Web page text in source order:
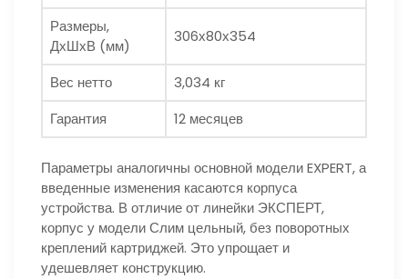
Размеры,
ДхШхВ (мм)
306х80х354
Вес нетто
3,034 кг
Гарантия
12 месяцев
Параметры аналогичны основной модели EXPERT, а
введенные изменения касаются корпуса
устройства. В отличие от линейки ЭКСПЕРТ,
корпус у модели Слим цельный, без поворотных
креплений картриджей. Это упрощает и
удешевляет конструкцию.